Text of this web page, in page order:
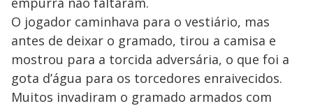
O jogador caminhava para o vestiário, mas
antes de deixar o gramado, tirou a camisa e
mostrou para a torcida adversária, o que foi a
gota d’água para os torcedores enraivecidos.
Muitos invadiram o gramado armados com